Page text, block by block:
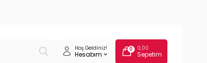
Hoş Geldiniz!
Hesabım
0 0,00
Sepetim